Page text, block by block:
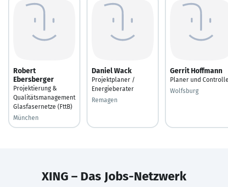
Robert
Ebersberger
Projektierung &
Qualitätsmanagement
Glasfasernetze (FttB)
München
Daniel Wack
Projektplaner /
Energieberater
Remagen
Gerrit Hoffmann
Planer und
Wolfsburg
XING – Das Jobs-Netzwerk